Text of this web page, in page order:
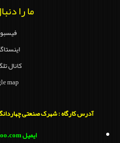
ما را
کانال
map...
آدرس کارگاه : شهرک صنعتی چهاردانگه
ایمیل chobnegar@yahoo.com